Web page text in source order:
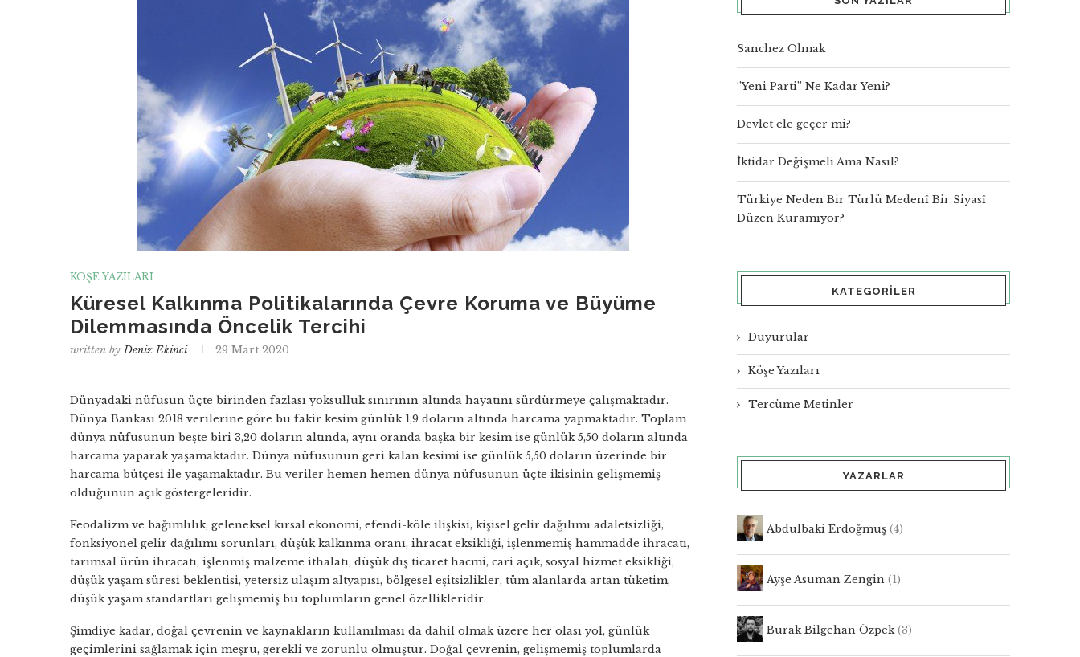
KÖŞE YAZILARI
Küresel Kalkınma Politikalarında Çevre Koruma ve Büyüme
Dilemmasında Öncelik Tercihi
written byDeniz Ekinci 29 Mart 2020
Dünyadaki nüfusun üçte birinden fazlası yoksulluk sınırının altında hayatını sürdürmeye çalışmaktadır.
Dünya Bankası 2018 verilerine göre bu fakir kesim günlük 1,9 doların altında harcama yapmaktadır. Toplam
dünya nüfusunun beşte biri 3,20 doların altında, aynı oranda başka bir kesim ise günlük 5,50 doların altında
harcama yaparak yaşamaktadır. Dünya nüfusunun geri kalan kesimi ise günlük 5,50 doların üzerinde bir
harcama bütçesi ile yaşamaktadır. Bu veriler hemen hemen dünya nüfusunun üçte ikisinin gelişmemiş
olduğunun açık göstergeleridir.
Feodalizm ve bağımlılık, geleneksel kırsal ekonomi, efendi-köle ilişkisi, kişisel gelir dağılımı adaletsizliği,
fonksiyonel gelir dağılımı sorunları, düşük kalkınma oranı, ihracat eksikliği, işlenmemiş hammadde ihracatı,
tarımsal ürün ihracatı, işlenmiş malzeme ithalatı, düşük dış ticaret hacmi, cari açık, sosyal hizmet eksikliği,
düşük yaşam süresi beklentisi, yetersiz ulaşım altyapısı, bölgesel eşitsizlikler, tüm alanlarda artan tüketim,
düşük yaşam standartları gelişmemiş bu toplumların genel özellikleridir.
Şimdiye kadar, doğal çevrenin ve kaynakların kullanılması da dahil olmak üzere her olası yol, günlük
geçimlerini sağlamak için meşru, gerekli ve zorunlu olmuştur. Doğal çevrenin, gelişmemiş toplumlarda
Sanchez Olmak
‘’Yeni Parti’’ Ne Kadar Yeni?
Devlet ele geçer mi?
İktidar Değişmeli Ama Nasıl?
Türkiye Neden Bir Türlü Medenî Bir Siyasî
Düzen Kuramıyor?
KATEGORILER
Duyurular
Köşe Yazıları
Tercüme Metinler
YAZARLAR
Abdulbaki Erdoğmuş (4)
Ayşe Asuman Zengin (1)
Burak Bilgehan Özpek(3)